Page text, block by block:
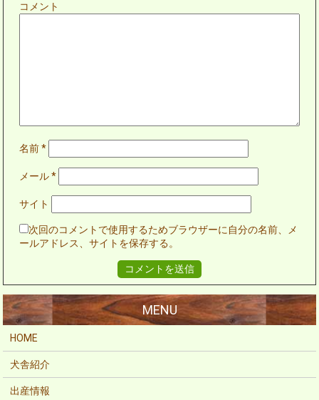
コメント
名前*
メール*
サイト
次回のコメントで使用するためブラウザーに自分の名前、メ
ールアドレス、サイトを保存する。
HOME
犬舎紹介
出産情報